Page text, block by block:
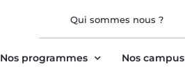
Qui sommes nous ?
Nos programmes Nos campus